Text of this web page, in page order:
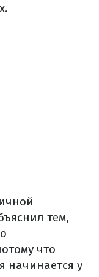
тем,
что
начинается у